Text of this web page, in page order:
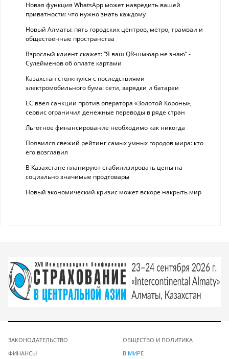
Новая функция WhatsApp может навредить вашей
приватности: что нужно знать каждому
Новый Алматы: пять городских центров, метро, трамваи и
общественные пространства
Взрослый клиент скажет: “Я ваш QR-шмюар не знаю“ -
Сулейменов об оплате картами
Казахстан столкнулся с последствиями
электромобильного бума: сети, зарядки и батареи
ЕС ввел санкции против оператора «Золотой Короны»,
сервис ограничил денежные переводы в ряде стран
Льготное финансирование необходимо как никогда
Появился свежий рейтинг самых умных городов мира: кто
его возглавил
В Казахстане планируют стабилизировать цены на
социально значимые продтовары
Новый экономический кризис может вскоре накрыть мир
ЗАКОНОДАТЕЛЬСТВО
ФИНАНСЫ
ОБЩЕСТВО И ПОЛИТИКА
В МИРЕ